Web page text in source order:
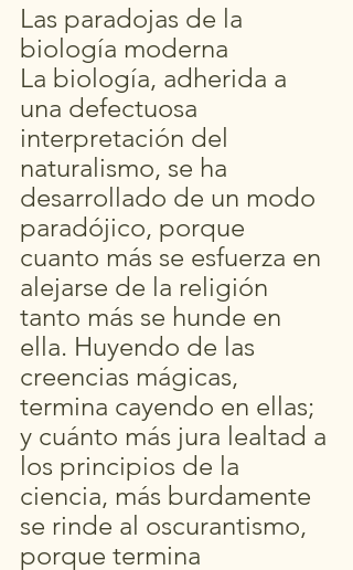
Las paradojas de la
biología moderna
La biología, adherida a
una defectuosa
interpretación del
naturalismo, se ha
desarrollado de un modo
paradójico, porque
cuanto más se esfuerza en
alejarse de la religión
tanto más se hunde en
ella. Huyendo de las
creencias mágicas,
termina cayendo en ellas;
y cuánto más jura lealtad a
los principios de la
ciencia, más burdamente
se rinde al oscurantismo,
porque termina